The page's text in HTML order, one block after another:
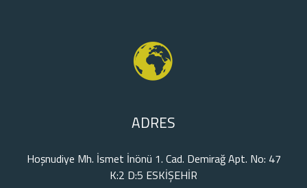
ADRES
Hoşnudiye Mh. İsmet İnönü 1. Cad. Demirağ Apt. No: 47
K:2 D:5 ESKİŞEHİR